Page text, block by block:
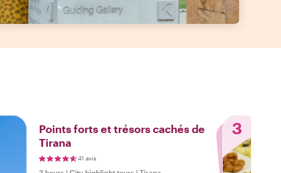
Points forts et trésors cachés de
Tirana
41 avis
3